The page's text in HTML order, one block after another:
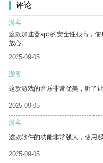
评论
游客
这款加速器app的安全性很高，
放心。
2025-09-05
游客
这款游戏的音乐非常优美，听了让
2025-09-05
游客
这款软件的功能非常强大，使用起
2025-09-05